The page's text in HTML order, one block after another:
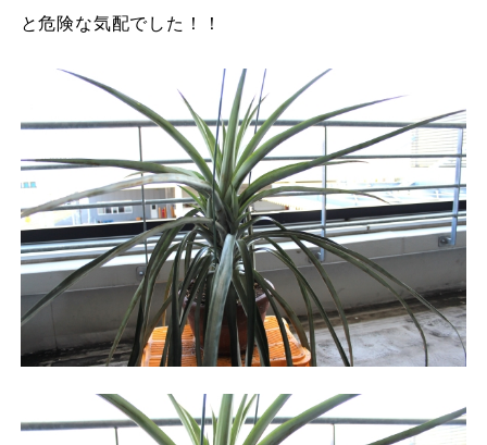
と危険な気配でした！！